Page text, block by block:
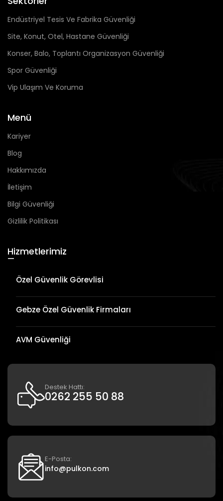
Endüstriyel Tesis Ve Fabrika Güvenliği
Site, Konut, Otel, Hastane Güvenliği
Konser, Balo, Toplantı Organizasyon Güvenliği
Spor Güvenliği
Vip Ulaşım Ve Koruma
Menü
Kariyer
Blog
Hakkımızda
İletişim
Bilgi Güvenliği
Gizlilik Politikası
Hizmetlerimiz
—
Özel Güvenlik Görevlisi
Gebze Özel Güvenlik Firmaları
AVM Güvenliği
Destek Hattı:
0262 255 50 88
E-Posta:
info@pulkon.com